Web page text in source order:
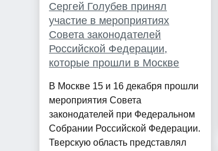
Сергей Голубев принял
участие в мероприятиях
Совета законодателей
Российской Федерации,
которые прошли в Москве
В Москве 15 и 16 декабря прошли
мероприятия Совета
законодателей при Федеральном
Собрании Российской Федерации.
Тверскую область представлял